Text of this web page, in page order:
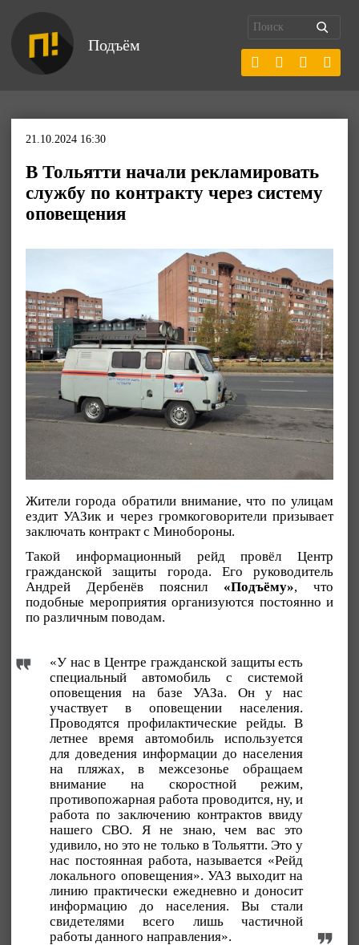
Подъём
21.10.2024 16:30
В Тольятти начали рекламировать
службу по контракту через систему
оповещения
Жители города обратили внимание, что по улицам
ездит УАЗик и через громкоговорители призывает
заключать контракт с Минобороны.
Такой информационный рейд провёл Центр
гражданской защиты города. Его руководитель
Андрей Дербенёв пояснил «Подъёму», что
подобные мероприятия организуются постоянно и
по различным поводам.
«У нас в Центре гражданской защиты есть
специальный автомобиль с системой
оповещения на базе УАЗа. Он у нас
участвует в оповещении населения.
Проводятся профилактические рейды. В
летнее время автомобиль используется
для доведения информации до населения
на пляжах, в межсезонье обращаем
внимание на скоростной режим,
противопожарная работа проводится, ну, и
работа по заключению контрактов ввиду
нашего СВО. Я не знаю, чем вас это
удивило, но это не только в Тольятти. Это у
нас постоянная работа, называется «Рейд
локального оповещения». УАЗ выходит на
линию практически ежедневно и доносит
информацию до населения. Вы стали
свидетелями всего лишь частичной
работы данного направления».